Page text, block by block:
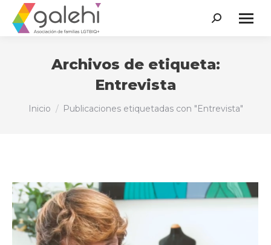
Buscar:
Archivos de etiqueta:
Entrevista
Estás aquí:
Inicio Publicaciones etiquetadas con "Entrevista"